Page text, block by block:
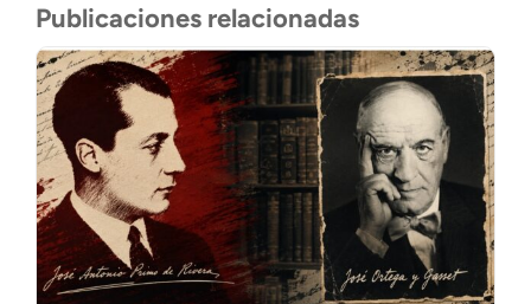
Publicaciones relacionadas